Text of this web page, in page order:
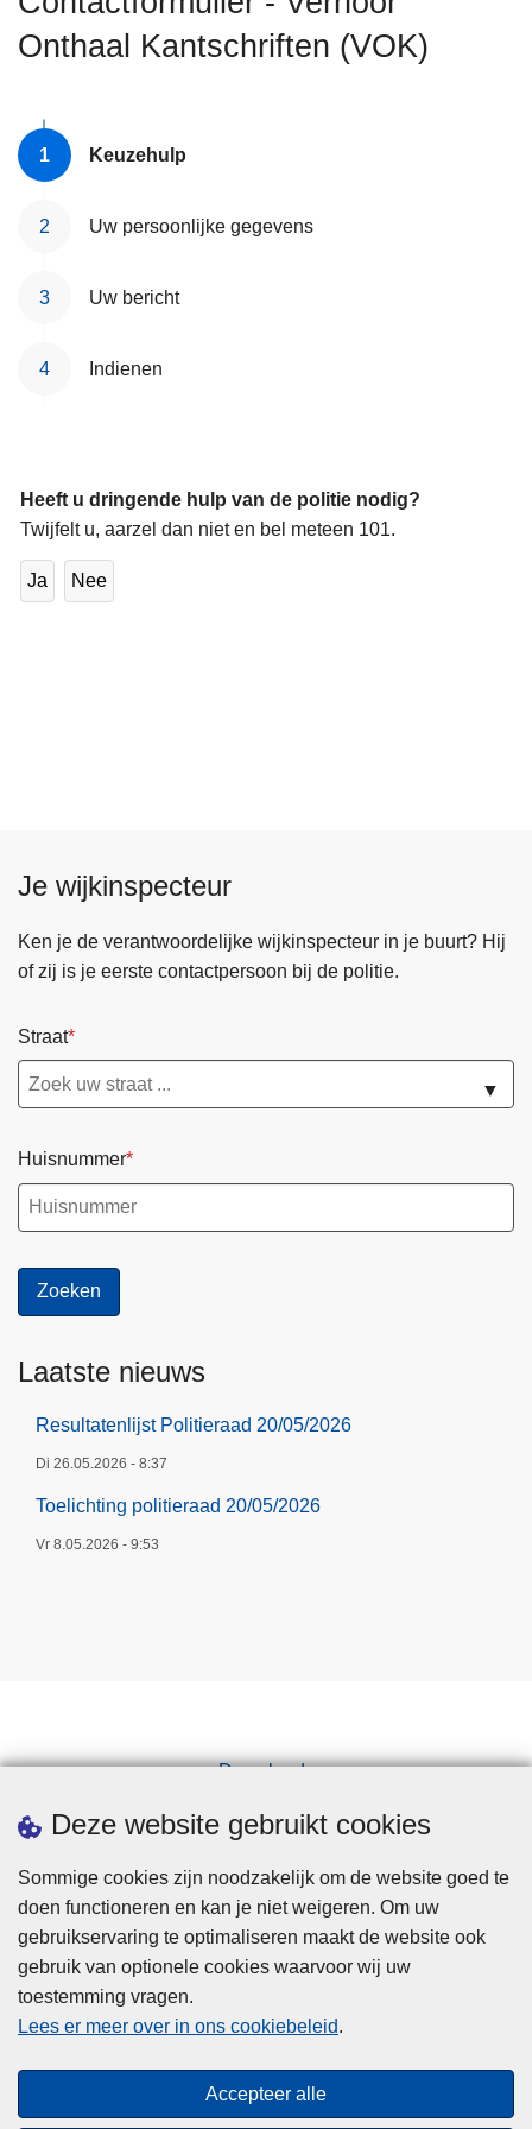
Deze website gebruikt cookies
Sommige cookies zijn noodzakelijk om de website goed te
doen functioneren en kan je niet weigeren. Om uw
gebruikservaring te optimaliseren maakt de website ook
gebruik van optionele cookies waarvoor wij uw
toestemming vragen.
Lees er meer over in ons cookiebeleid.
Accepteer alle
Onthaal Kantschriften (VOK)
Keuzehulp
Uw persoonlijke gegevens
Uw bericht
Indienen
Heeft u dringende hulp van de politie nodig?
Twijfelt u, aarzel dan niet en bel meteen 101.
Ja Nee
Je wijkinspecteur
Ken je de verantwoordelijke wijkinspecteur in je buurt? Hij
of zij is je eerste contactpersoon bij de politie.
Straat
▼
Huisnummer
Laatste nieuws
Resultatenlijst Politieraad 20/05/2026
Di 26.05.2026 - 8:37
Toelichting politieraad 20/05/2026
Vr 8.05.2026 - 9:53
Downloads
Privacy
Cookies
Toegankelijkheid